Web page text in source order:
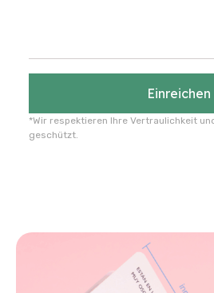
Einreichen
*Wir respektieren Ihre Vertraulichkeit
geschützt.